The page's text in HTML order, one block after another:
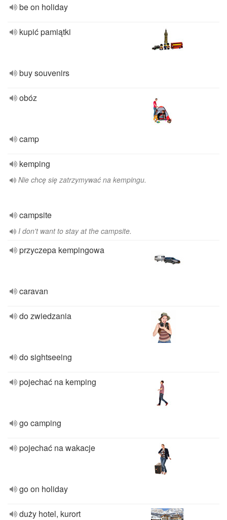
be on holiday
kupić pamiątki
buy souvenirs
obóz
camp
kemping
Nie chcę się zatrzymywać na kempingu.
campsite
I don't want to stay at the campsite.
przyczepa kempingowa
caravan
do zwiedzania
do sightseeing
pojechać na kemping
go camping
pojechać na wakacje
go on holiday
duży hotel, kurort